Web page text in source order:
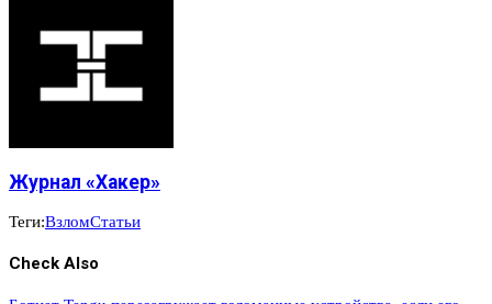
Журнал «Хакер»
Теги:ВзломСтатьи
Check Also